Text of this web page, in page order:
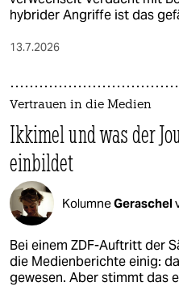
hybrider Angriffe ist das
13.7.2026
Vertrauen in die Medien
Ikkimel und was der
einbildet
KolumneGeraschel
Bei einem ZDF-Auftritt der
die Medienberichte einig:
gewesen. Aber stimmt das